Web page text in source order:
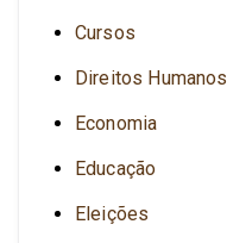
Cursos
Direitos Humanos
Economia
Educação
Eleições